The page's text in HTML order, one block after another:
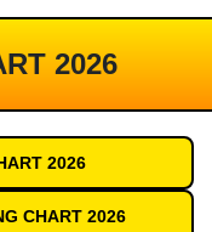
2026
2026
CHART 2026